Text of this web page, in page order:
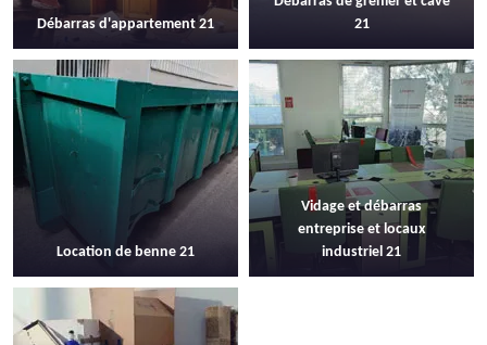
Débarras d'appartement 21
21
Location de benne 21
Vidage et débarras
entreprise et locaux
industriel 21